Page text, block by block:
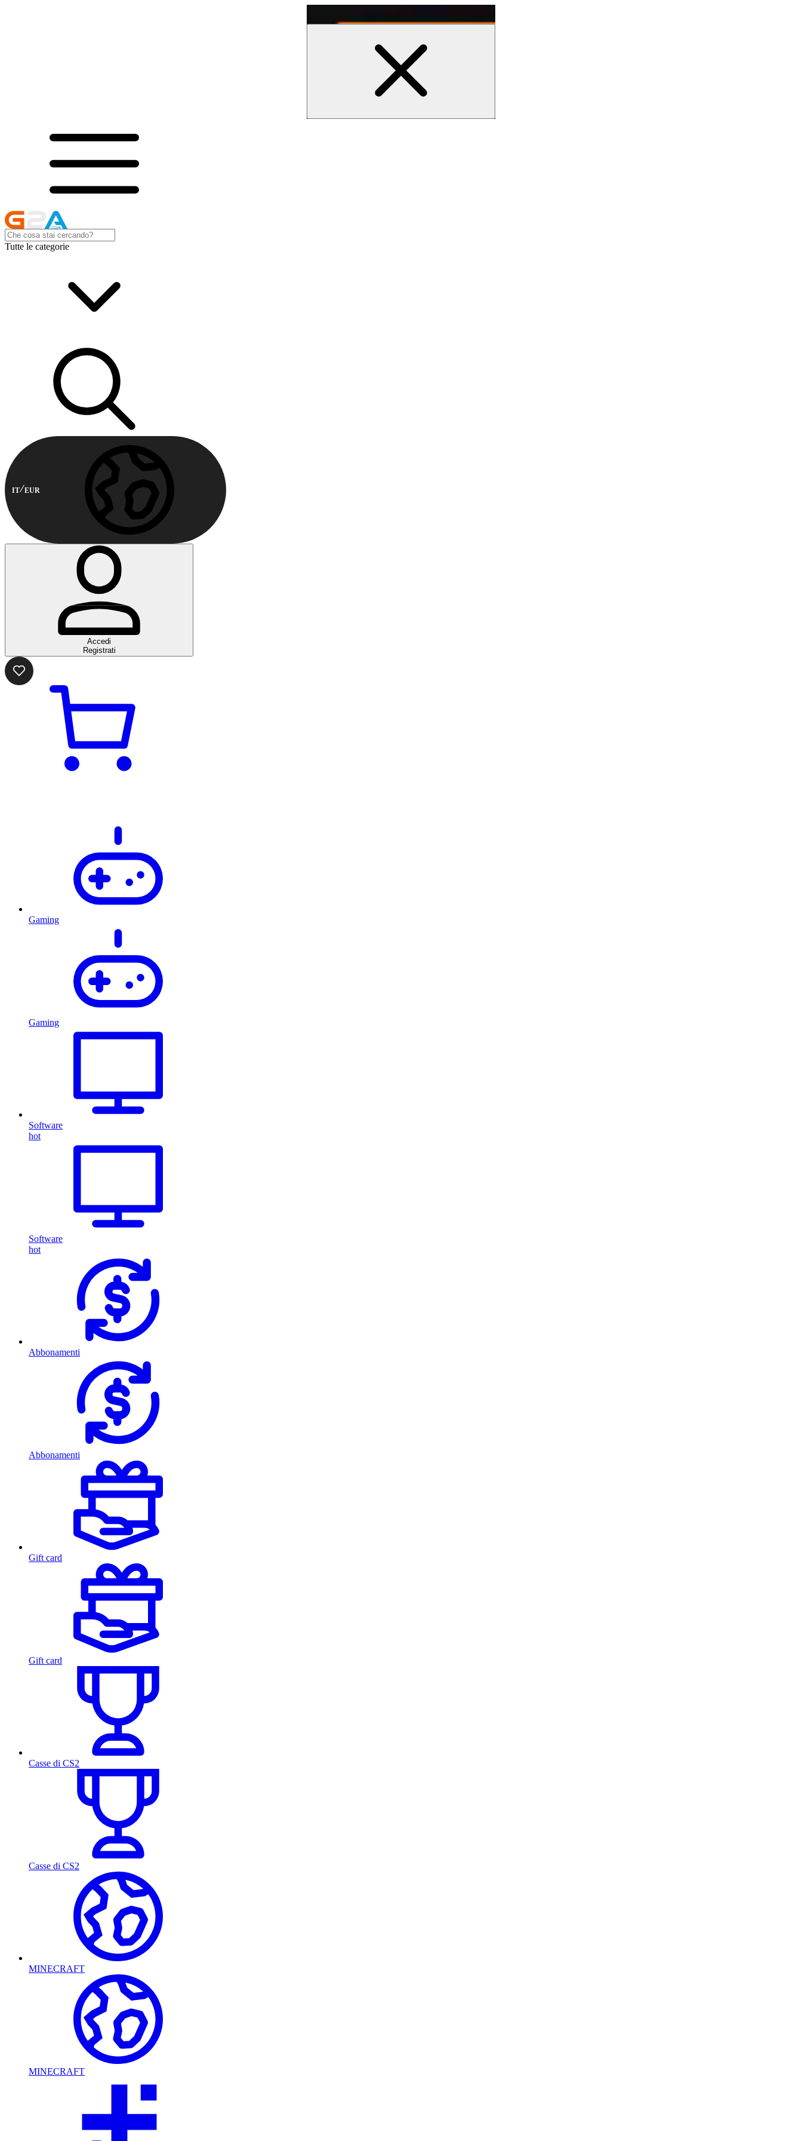
Tutte le categorie
IT EUR
Accedi
Registrati
Gaming
Gaming
Software
hot
Software
hot
Abbonamenti
Abbonamenti
Gift card
Gift card
Casse di CS2
Casse di CS2
MINECRAFT
MINECRAFT